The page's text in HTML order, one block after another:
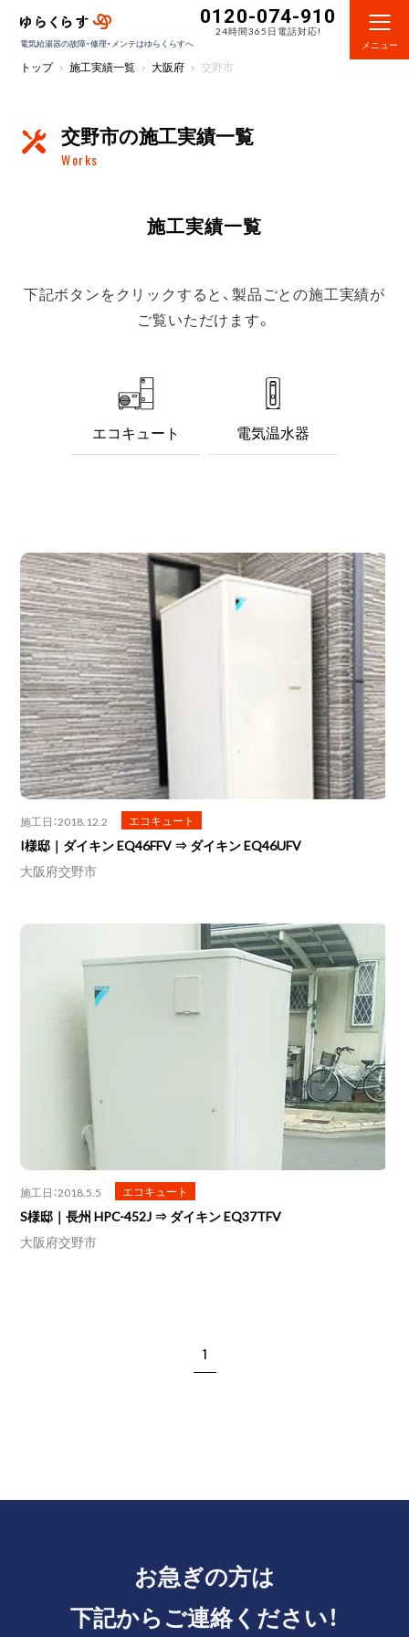
電気給湯器の故障・修理・メンテはゆらくらすへ
0120-074-910
24時間365日電話対応!
メニュー
トップ 施工実績一覧 大阪府 交野市
交野市の施工実績一覧
Works
施工実績一覧
下記ボタンをクリックすると、製品ごとの施工実績が
ご覧いただけます。
エコキュート 電気温水器
施工日：2018.12.2 エコキュート
I様邸｜ダイキン EQ46FFV ⇒ ダイキン EQ46UFV
大阪府交野市
施工日：2018.5.5 エコキュート
S様邸｜長州 HPC-452J ⇒ ダイキン EQ37TFV
大阪府交野市
1
お急ぎの方は
下記からご連絡ください！